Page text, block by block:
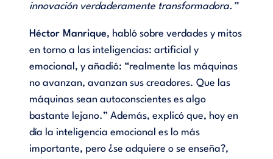
innovación verdaderamente transformadora.”
Héctor Manrique, habló sobre verdades y mitos
en torno a las inteligencias: artificial y
emocional, y añadió: “realmente las máquinas
no avanzan, avanzan sus creadores. Que las
máquinas sean autoconscientes es algo
bastante lejano.” Además, explicó que, hoy en
día la inteligencia emocional es lo más
importante, pero ¿se adquiere o se enseña?,